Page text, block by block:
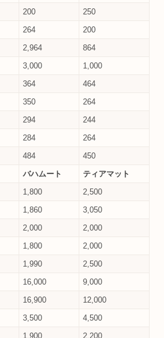
200
250
264
200
2,964
864
3,000
1,000
364
464
350
264
294
244
284
264
484
450
バハムート
ティアマット
1,800
2,500
1,860
3,050
2,000
2,000
1,800
2,000
1,990
2,500
16,000
9,000
16,900
12,000
3,500
4,500
1,900
2,200